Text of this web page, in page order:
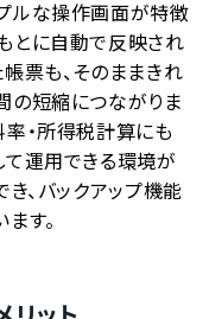
ルな操作画面が特徴
とに自動で反映され
票も、そのままきれ
の短縮につながりま
・所得税計算にも
て運用できる環境が
、バックアップ機能
す。